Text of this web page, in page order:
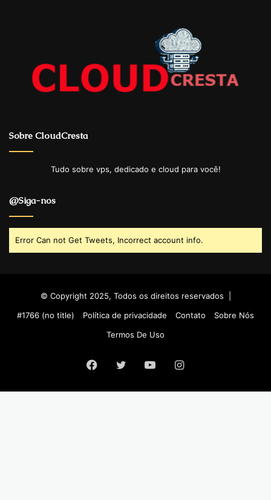
Sobre CloudCresta
Tudo sobre vps, dedicado e cloud para você!
@Siga-nos
Error Can not Get Tweets, Incorrect account info.
© Copyright 2025, Todos os direitos reservados |
#1766 (no title)
Política de privacidade Contato
Sobre Nós
Termos De Uso
Facebook
Twitter YouTubeInstagram